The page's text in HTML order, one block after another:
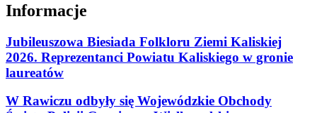
Informacje
Jubileuszowa Biesiada Folkloru Ziemi Kaliskiej
2026. Reprezentanci Powiatu Kaliskiego w gronie
laureatów
W Rawiczu odbyły się Wojewódzkie Obchody